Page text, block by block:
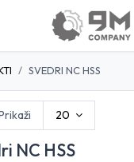
SVEDRI NC HSS
NC HSS
20